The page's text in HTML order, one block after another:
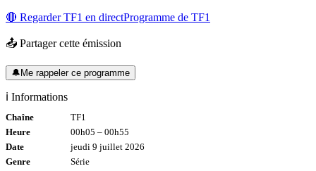
🔴 RegarderTF1 en directProgramme de TF1
📤 Partager cette émission
🔔Me rappeler ce programme
ℹ️ Informations
Chaîne
TF1
Heure
00h05 – 00h55
Date
jeudi 9 juillet 2026
Genre
Série